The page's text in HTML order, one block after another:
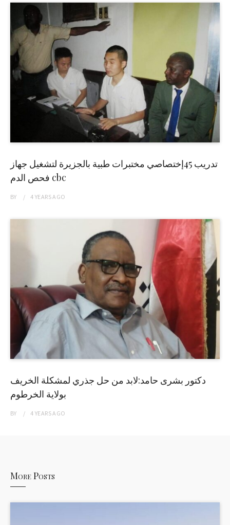
تدريب 45إختصاصي مختبرات طبية بالجزيرة لتشغيل جهاز
فحص الدم cbc
BY 4 YEARSAGO
دكتور بشرى حامد:لابد من حل جذري لمشكلة الخريف
بولاية الخرطوم
BY 4 YEARSAGO
More Posts